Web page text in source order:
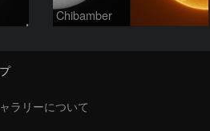
Chibamber
ラリーについて